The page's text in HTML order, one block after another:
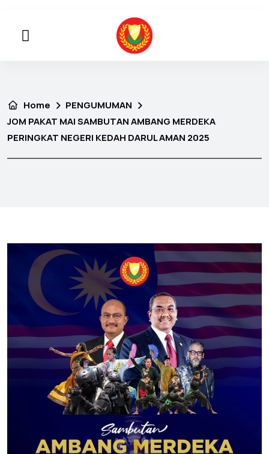
Home
PENGUMUMAN
JOM PAKAT MAI SAMBUTAN AMBANG MERDEKA
PERINGKAT NEGERI KEDAH DARUL AMAN 2025